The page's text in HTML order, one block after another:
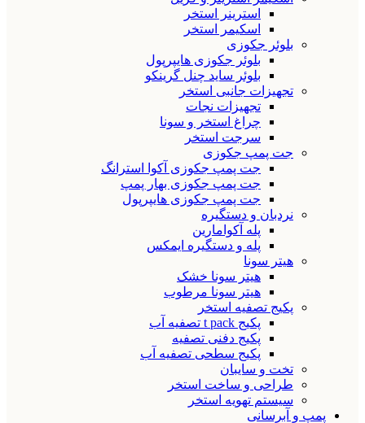
استرینر استخر
اسکیمر استخر
بلوئر جکوزی
بلوئر جکوزی هایپرپول
بلوئر ساید چنل گرینکو
تجهیزات جانبی استخر
تجهیزات نجات
چراغ استخر و سونا
سرجت استخر
جت پمپ جکوزی
جت پمپ جکوزی آکوا استرانگ
جت پمپ جکوزی بهار پمپ
جت پمپ جکوزی هایپرپول
نردبان و دستگیره
پله آکوامارین
پله و دستگیره ایمکس
هیتر سونا
هیتر سونا خشک
هیتر سونا مرطوب
پکیج تصفیه استخر
پکیج t pack تصفیه آب
پکیج دفنی تصفیه
پکیج سطحی تصفیه آب
تخت و سایبان
طراحی و ساخت استخر
سیستم تهویه استخر
پمپ و آبرسانی